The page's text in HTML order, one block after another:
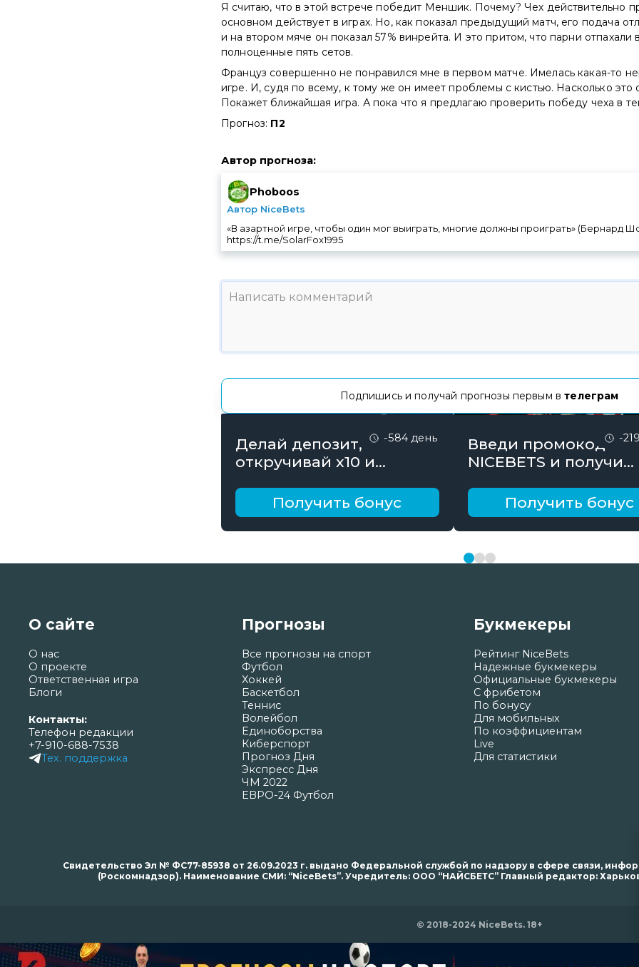
Я считаю, что в этой встрече победит Меншик. Почему? Чех действительно
основном действует в играх. Но, как показал предыдущий матч, его подача
и на втором мяче он показал 57% винрейта. И это притом, что парни отпахали
полноценные пять сетов.
Француз совершенно не понравился мне в первом матче. Имелась какая-то
игре. И, судя по всему, к тому же он имеет проблемы с кистью. Насколько это
Покажет ближайшая игра. А пока что я предлагаю проверить победу чеха в
Прогноз: П2
Автор прогноза:
Phoboos
Автор NiceBets
«В азартной игре, чтобы один мог выиграть, многие должны проиграть» (Бернард
https://t.me/SolarFox1995
Подпишись и получай прогнозы первым втелеграм
-584 день
Делай депозит,
откручивай х10 и
рублейПолучить бонус
-
Введи промокод
NICEBETS и получи
Получить бонус
О сайте
О нас
О проекте
Ответственная игра
Блоги
Контакты:
Телефон редакции
+7-910-688-7538
Тех. поддержка
Прогнозы
Все прогнозы на спорт
Футбол
Хоккей
Баскетбол
Теннис
Волейбол
Единоборства
Киберспорт
Прогноз Дня
Экспресс Дня
ЧМ 2022
ЕВРО-24 Футбол
Букмекеры
Рейтинг NiceBets
Надежные букмекеры
Официальные букмекеры
С фрибетом
По бонусу
Для мобильных
По коэффициентам
Live
Для статистики
Свидетельство Эл № ФС77-85938 от 26.09.2023 г. выдано Федеральной службой по надзору в сфере связи,
(Роскомнадзор). Наименование СМИ: “NiceBets”. Учредитель: ООО “НАЙСБЕТС” Главный редактор:
© 2018-2024 NiceBets. 18+